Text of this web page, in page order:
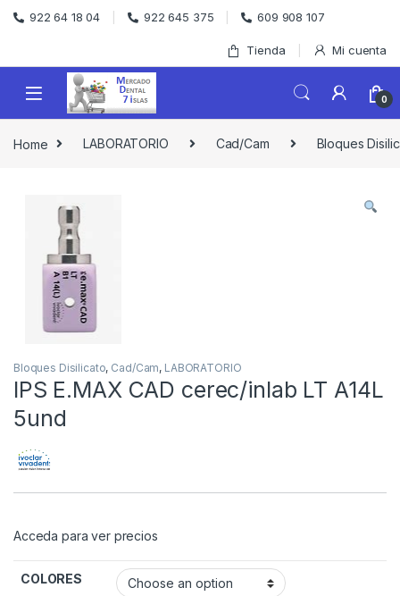
Skip to navigation
Skip to content
922 64 18 04 922 645 375 609 908 107
Tienda Mi cuenta
0
Home LABORATORIO Cad/Cam Bloques
Bloques Disilicato, Cad/Cam, LABORATORIO
IPS E.MAX CAD cerec/inlab LT A14L
5und
Acceda para ver precios
COLORES